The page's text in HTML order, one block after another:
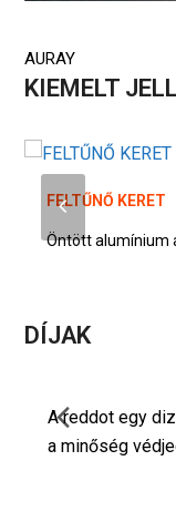
AURAY
KIEMELT
FELTŰNŐ KERET
Öntött alumínium
Previous
DÍJAK
A reddot egy
a minőség